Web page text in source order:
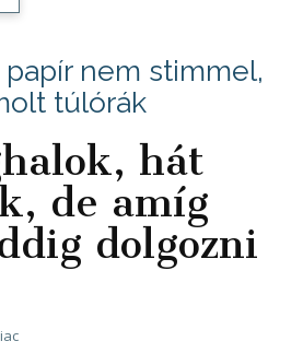
nem stimmel,
túlórák
hát
de amíg
dolgozni